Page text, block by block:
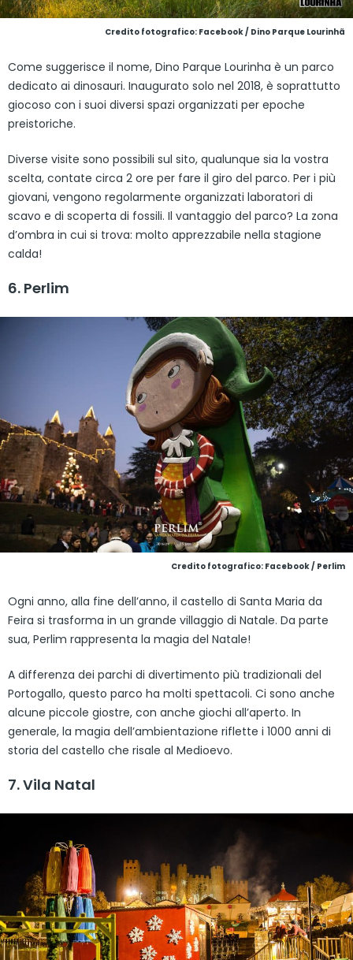
Credito fotografico: Facebook / Dino Parque Lourinhã
Come suggerisce il nome, Dino Parque Lourinha è un parco
dedicato ai dinosauri. Inaugurato solo nel 2018, è soprattutto
giocoso con i suoi diversi spazi organizzati per epoche
preistoriche.
Diverse visite sono possibili sul sito, qualunque sia la vostra
scelta, contate circa 2 ore per fare il giro del parco. Per i più
giovani, vengono regolarmente organizzati laboratori di
scavo e di scoperta di fossili. Il vantaggio del parco? La zona
d’ombra in cui si trova: molto apprezzabile nella stagione
calda!
6. Perlim
Credito fotografico: Facebook / Perlim
Ogni anno, alla fine dell’anno, il castello di Santa Maria da
Feira si trasforma in un grande villaggio di Natale. Da parte
sua, Perlim rappresenta la magia del Natale!
A differenza dei parchi di divertimento più tradizionali del
Portogallo, questo parco ha molti spettacoli. Ci sono anche
alcune piccole giostre, con anche giochi all’aperto. In
generale, la magia dell’ambientazione riflette i 1000 anni di
storia del castello che risale al Medioevo.
7. Vila Natal